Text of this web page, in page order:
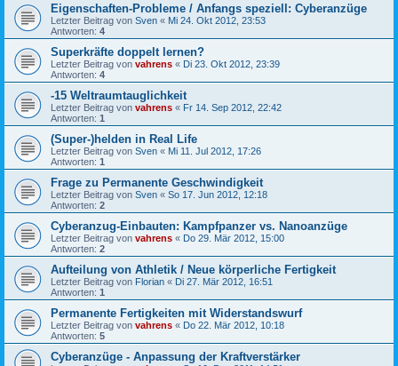
Eigenschaften-Probleme / Anfangs speziell: Cyberanzüge
Letzter Beitrag von Sven « Mi 24. Okt 2012, 23:53
Antworten: 4
Superkräfte doppelt lernen?
Letzter Beitrag von vahrens « Di 23. Okt 2012, 23:39
Antworten: 4
-15 Weltraumtauglichkeit
Letzter Beitrag von vahrens « Fr 14. Sep 2012, 22:42
Antworten: 1
(Super-)helden in Real Life
Letzter Beitrag von Sven « Mi 11. Jul 2012, 17:26
Antworten: 1
Frage zu Permanente Geschwindigkeit
Letzter Beitrag von Sven « So 17. Jun 2012, 12:18
Antworten: 2
Cyberanzug-Einbauten: Kampfpanzer vs. Nanoanzüge
Letzter Beitrag von vahrens « Do 29. Mär 2012, 15:00
Antworten: 2
Aufteilung von Athletik / Neue körperliche Fertigkeit
Letzter Beitrag von Florian « Di 27. Mär 2012, 16:51
Antworten: 1
Permanente Fertigkeiten mit Widerstandswurf
Letzter Beitrag von vahrens « Do 22. Mär 2012, 10:18
Antworten: 5
Cyberanzüge - Anpassung der Kraftverstärker